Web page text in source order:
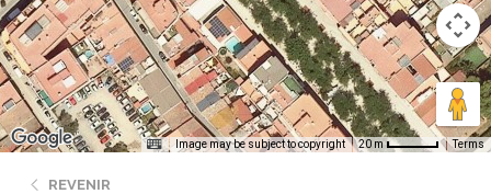
Image may be subject to copyright 20 m Terms
REVENIR